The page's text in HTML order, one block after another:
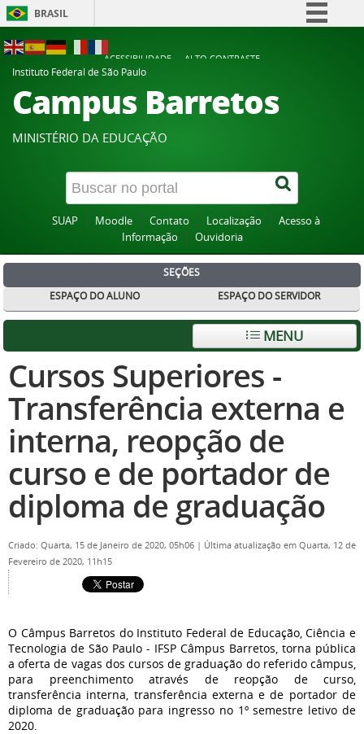
BRASIL
Participe
Acesso à informação
Canais
ACESSIBILIDADE
ALTO CONTRASTE
Instituto Federal de São Paulo
Campus Barretos
MINISTÉRIO DA EDUCAÇÃO
SUAP Moodle Contato Localização
Acesso à
Informação
Ouvidoria
SEÇÕES
ESPAÇO DO ALUNO
ESPAÇO DO SERVIDOR
MENU
Cursos Superiores -
Transferência externa e
interna, reopção de
curso e de portador de
diploma de graduação
Criado: Quarta, 15 de Janeiro de 2020, 05h06 | Última atualização em Quarta, 12 de
Fevereiro de 2020, 11h15
O Câmpus Barretos do Instituto Federal de Educação, Ciência e
Tecnologia de São Paulo - IFSP Câmpus Barretos, torna pública
a oferta de vagas dos cursos de graduação do referido câmpus,
para preenchimento através de reopção de curso,
transferência interna, transferência externa e de portador de
diploma de graduação para ingresso no 1º semestre letivo de
2020.